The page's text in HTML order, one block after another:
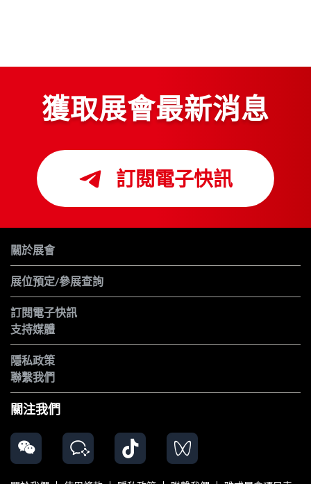
獲取展會最新消息
訂閱電子快訊
關於展會
展位預定/參展查詢
訂閱電子快訊
支持媒體
隱私政策
聯繫我們
關注我們